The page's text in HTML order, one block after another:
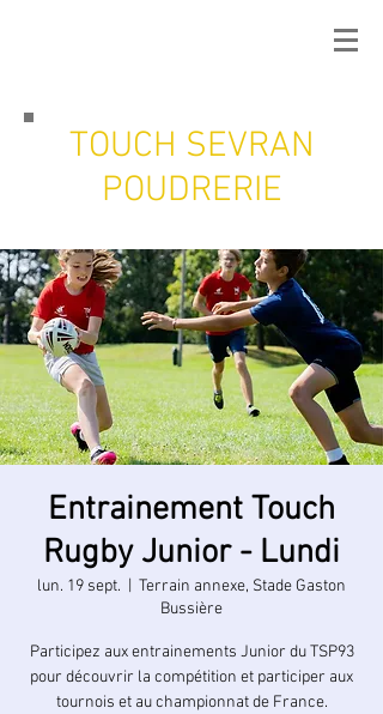
TOUCH SEVRAN
POUDRERIE
Entrainement Touch
Rugby Junior - Lundi
lun. 19 sept.
Terrain annexe, Stade Gaston
Bussière
Participez aux entrainements Junior du TSP93
pour découvrir la compétition et participer aux
tournois et au championnat de France.